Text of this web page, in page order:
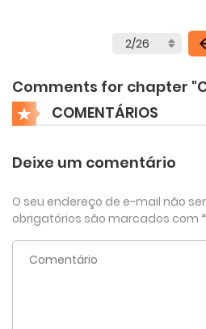
Comments for chapter
COMENTÁRIOS
Deixe um comentário
O seu endereço de e-mail não
obrigatórios são marcados com *